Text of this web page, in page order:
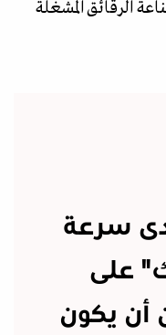
الرقائق المشغلة
سرعة
على
أن يكون